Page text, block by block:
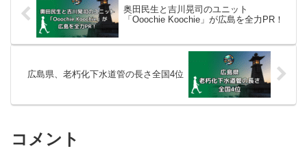
奥田民生と吉川晃司のユニット
「Ooochie Koochie」が広島を全力PR！
広島県、老朽化下水道管の長さ全国4位
コメント